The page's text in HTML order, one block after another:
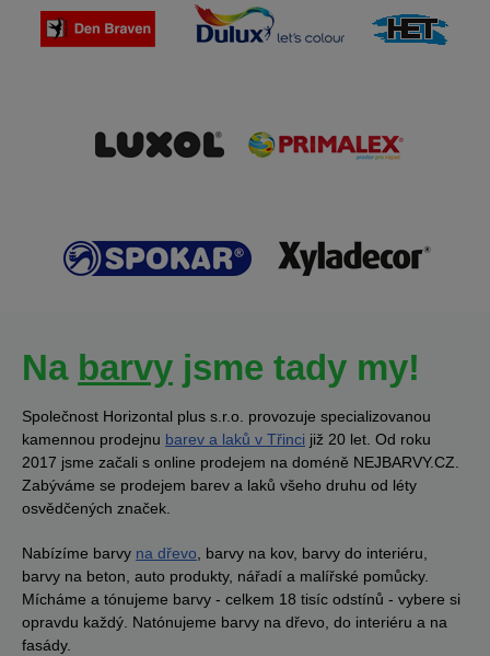
Na barvy jsme tady my!
Společnost Horizontal plus s.r.o. provozuje specializovanou
kamennou prodejnu barev a laků v Třinci již 20 let. Od roku
2017 jsme začali s online prodejem na doméně NEJBARVY.CZ.
Zabýváme se prodejem barev a laků všeho druhu od léty
osvědčených značek.
Nabízíme barvy na dřevo, barvy na kov, barvy do interiéru,
barvy na beton, auto produkty, nářadí a malířské pomůcky.
Mícháme a tónujeme barvy - celkem 18 tisíc odstínů - vybere si
opravdu každý. Natónujeme barvy na dřevo, do interiéru a na
fasády.